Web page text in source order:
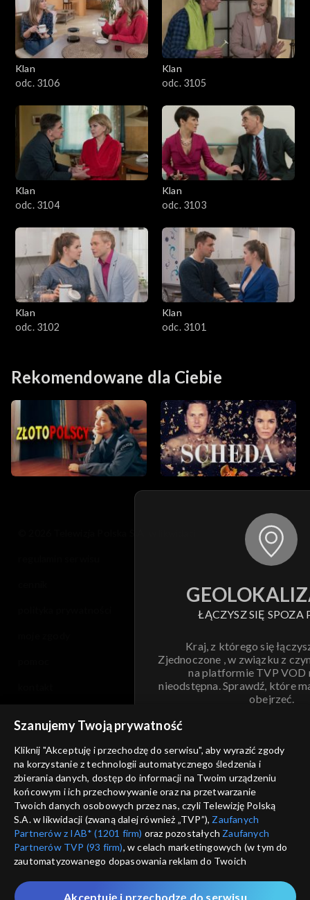
Klan
odc. 3106
Klan
odc. 3105
Klan
odc. 3104
Klan
odc. 3103
Klan
odc. 3102
Klan
odc. 3101
Rekomendowane dla Ciebie
ŁĄCZYSZ SIĘ SPOZA
Kraj, z którego się
Zjednoczone , w związku z
na platformie TVP VOD
nieodstępna. Sprawdź, które
obejrzeć.
ANULUJ
informacje o dostawcy usług
Szanujemy Twoją prywatność
Kliknij "Akceptuję i przechodzę do serwisu", aby wyrazić zgody
na korzystanie z technologii automatycznego śledzenia i
zbierania danych, dostęp do informacji na Twoim urządzeniu
końcowym i ich przechowywanie oraz na przetwarzanie
Twoich danych osobowych przez nas, czyli Telewizję Polską
S.A. w likwidacji (zwaną dalej również „TVP”), Zaufanych
Partnerów z IAB* (1201 firm) oraz pozostałych Zaufanych
Partnerów TVP (93 firm), w celach marketingowych (w tym do
zautomatyzowanego dopasowania reklam do Twoich
które wskazujemy poniżej, a także zgody na udostępnianie
Akceptuję i przechodzę do serwisu